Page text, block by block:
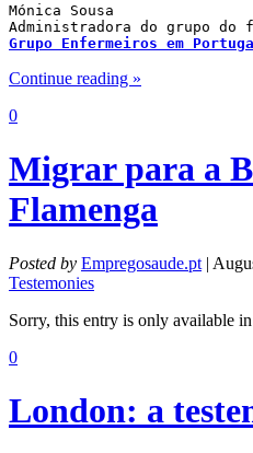
Mónica Sousa
Grupo Enfermeiros em
Continue reading »
0
Migrar para a
Flamenga
Posted by Empregosaude.pt |
Testemonies
Sorry, this entry is only available in
0
London: a